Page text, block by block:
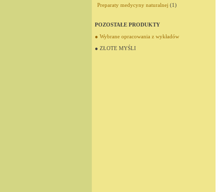
Preparaty medycyny naturalnej (1)
POZOSTAŁE PRODUKTY
● Wybrane opracowania z wykładów
● ZŁOTE MYŚLI